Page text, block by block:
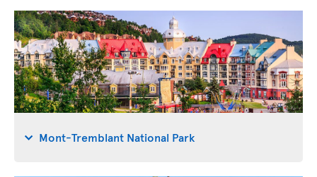
Mont-Tremblant National Park